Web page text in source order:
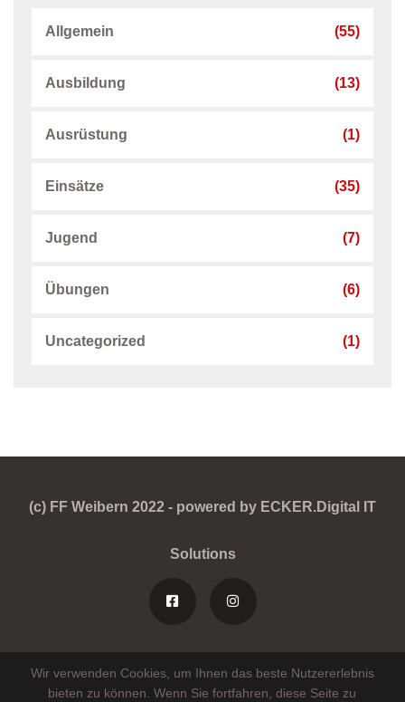
Allgemein (55)
Ausbildung (13)
Ausrüstung (1)
Einsätze (35)
Jugend (7)
Übungen (6)
Uncategorized (1)
(c) FF Weibern 2022 - powered by ECKER.Digital IT
Solutions
Wir verwenden Cookies, um Ihnen das beste Nutzererlebnis
bieten zu können. Wenn Sie fortfahren, diese Seite zu